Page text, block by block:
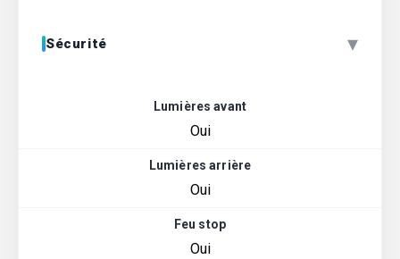
Sécurité ▾
Lumières avant
Oui
Lumières arrière
Oui
Feu stop
Oui